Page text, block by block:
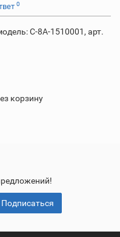
0
C-8A-1510001, арт.
корзину
Подписаться